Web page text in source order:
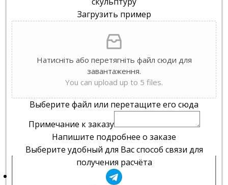
Загрузить пример
Натисніть або перетягніть файл сюди для
завантаження.
You can upload up to 5 files.
Выберите файл или перетащите его сюда
Примечание к заказу
Напишите подробнее о заказе
Выберите удобный для Вас способ связи для
получения расчёта